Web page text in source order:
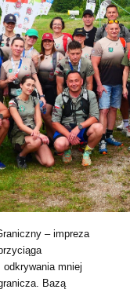
– impreza
mniej
Bazą